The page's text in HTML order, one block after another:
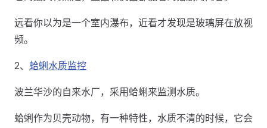
远看你以为是一个室内瀑布，近看才发现是玻璃屏在放视
频。
2、 蛤蜊水质监控
波兰华沙的自来水厂，采用蛤蜊来监测水质。
蛤蜊作为贝壳动物，有一种特性，水质不清的时候，它会